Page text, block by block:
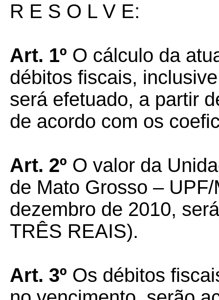
R E S O L V E:
Art. 1º O cálculo da
débitos fiscais,
será efetuado, a partir
de acordo com os
Art. 2º O valor da
de Mato Grosso –
dezembro de 2010,
TRÊS REAIS).
Art. 3º Os débitos